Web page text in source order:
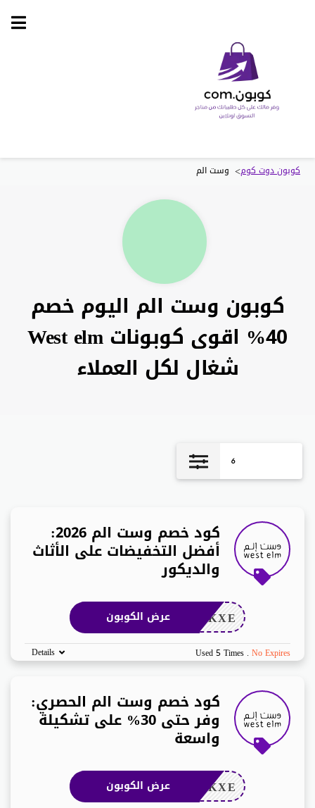
Skip
كوبون دوت كوم> وست الم
كوبون وست الم اليوم خصم
40% اقوى كوبونات West elm
شغال لكل العملاء
6
كود خصم وست الم 2026:
أفضل التخفيضات على الأثاث
والديكور
ZKXE عرض الكوبون
Used 5 Times . No Expires
Details
كود خصم وست الم الحصري:
وفر حتى 30% على تشكيلة
واسعة
ZKXE عرض الكوبون